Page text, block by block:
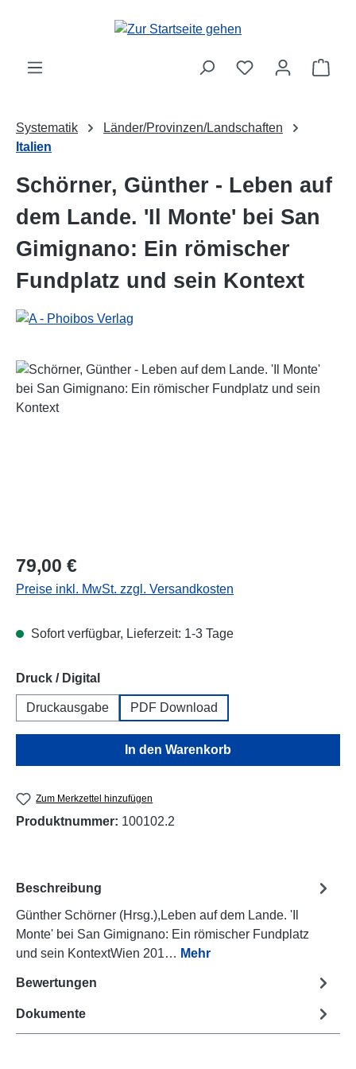
Zum Hauptinhalt springen
Systematik
Länder/Provinzen/Landschaften
Italien
Schörner, Günther - Leben auf
dem Lande. 'Il Monte' bei San
Gimignano: Ein römischer
Fundplatz und sein Kontext
Bildergalerie überspringen
Regulärer Preis:
79,00 €
Preise inkl. MwSt. zzgl. Versandkosten
Sofort verfügbar, Lieferzeit: 1-3 Tage
Druck / Digitalauswählen
Druckausgabe PDF Download
In den Warenkorb
Zum Merkzettel hinzufügen
Produktnummer: 100102.2
Beschreibung
Günther Schörner (Hrsg.),Leben auf dem Lande. 'Il
Monte' bei San Gimignano: Ein römischer Fundplatz
und sein KontextWien 201… Mehr
Bewertungen
Dokumente